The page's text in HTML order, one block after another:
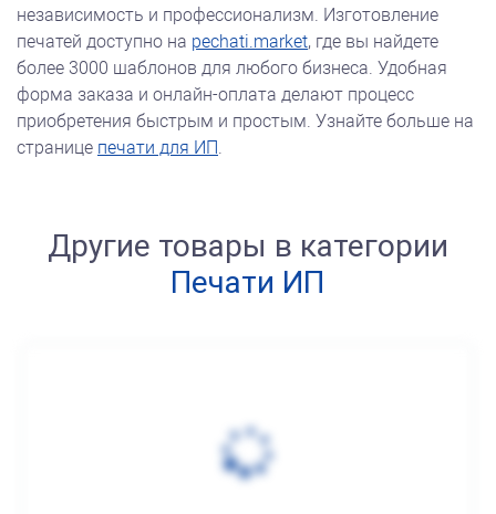
независимость и профессионализм. Изготовление
печатей доступно на pechati.market, где вы найдете
более 3000 шаблонов для любого бизнеса. Удобная
форма заказа и онлайн-оплата делают процесс
приобретения быстрым и простым. Узнайте больше на
странице печати для ИП.
Другие товары в категории
Печати ИП